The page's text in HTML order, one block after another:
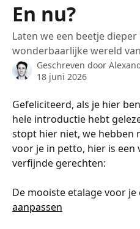
En nu?
Laten we een beetje
wonderbaarlijke wereld
Geschreven door
18 juni 2026
Gefeliciteerd, als je hier
hele introductie hebt
stopt hier niet, we hebben
voor je in petto, hier is een
verfijnde gerechten:
De mooiste etalage voor je
aanpassen